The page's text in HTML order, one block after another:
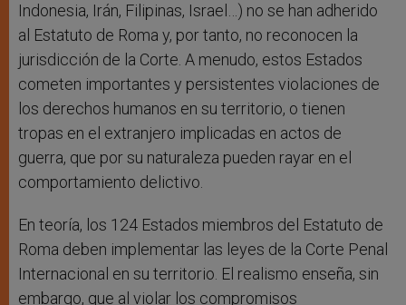
Indonesia, Irán, Filipinas, Israel…) no se han adherido
al Estatuto de Roma y, por tanto, no reconocen la
jurisdicción de la Corte. A menudo, estos Estados
cometen importantes y persistentes violaciones de
los derechos humanos en su territorio, o tienen
tropas en el extranjero implicadas en actos de
guerra, que por su naturaleza pueden rayar en el
comportamiento delictivo.
En teoría, los 124 Estados miembros del Estatuto de
Roma deben implementar las leyes de la Corte Penal
Internacional en su territorio. El realismo enseña, sin
embargo, que al violar los compromisos